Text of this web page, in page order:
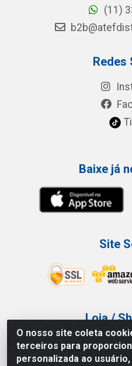
O nosso site coleta
terceiros para
personalizada ao
(11)
Redes
Baixe já
Site
Loja /
Tel.: (11)
Av Vautier, 587/597